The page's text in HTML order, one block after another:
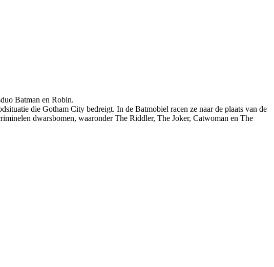
Batman en Robin.
die Gotham City bedreigt. In de Batmobiel racen ze naar de plaats van de
dwarsbomen, waaronder The Riddler, The Joker, Catwoman en The